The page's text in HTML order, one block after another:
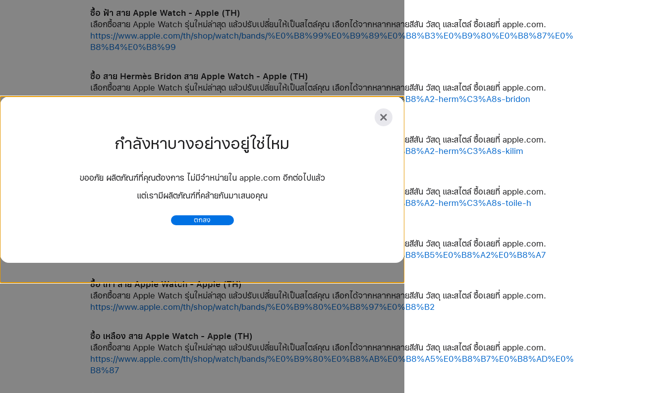
ซื้อ ฟ้า สาย Apple Watch - Apple (TH)
เลือกซื้อสาย Apple Watch รุ่นใหม่ล่าสุด แล้วปรับเปลี่ยนให้เป็นสไตล์คุณ เลือกได้จากหลากหลายสีสัน วัสดุ และสไตล์ ซื้อเลยที่ apple.com.
https://www.apple.com/th/shop/watch/bands/%E0%B8%99%E0%B9%89%E0%B8%B3%E0%B9%80%E0%B8%87%E0%
B8%B4%E0%B8%99
ซื้อ สาย Hermès Bridon สาย Apple Watch - Apple (TH)
เลือกซื้อสาย Apple Watch รุ่นใหม่ล่าสุด แล้วปรับเปลี่ยนให้เป็นสไตล์คุณ เลือกได้จากหลากหลายสีสัน วัสดุ และสไตล์ ซื้อเลยที่ apple.com.
https://www.apple.com/th/shop/watch/bands/%E0%B8%AA%E0%B8%B2%E0%B8%A2-herm%C3%A8s-bridon
เลือกซื้อสาย Apple Watch รุ่นใหม่ล่าสุด แล้วปรับเปลี่ยนให้เป็นสไตล์คุณ เลือกได้จากหลากหลายสีสัน วัสดุ และสไตล์ ซื้อเลยที่ apple.com.
https://www.apple.com/th/shop/watch/bands/%E0%B8%AA%E0%B8%B2%E0%B8%A2-herm%C3%A8s-kilim
ซื้อ สาย Hermès Toile H สาย Apple Watch - Apple (TH)
เลือกซื้อสาย Apple Watch รุ่นใหม่ล่าสุด แล้วปรับเปลี่ยนให้เป็นสไตล์คุณ เลือกได้จากหลากหลายสีสัน วัสดุ และสไตล์ ซื้อเลยที่ apple.com.
https://www.apple.com/th/shop/watch/bands/%E0%B8%AA%E0%B8%B2%E0%B8%A2-herm%C3%A8s-toile-h
เลือกซื้อสาย Apple Watch รุ่นใหม่ล่าสุด แล้วปรับเปลี่ยนให้เป็นสไตล์คุณ เลือกได้จากหลากหลายสีสัน วัสดุ และสไตล์ ซื้อเลยที่ apple.com.
https://www.apple.com/th/shop/watch/bands/%E0%B9%80%E0%B8%82%E0%B8%B5%E0%B8%A2%E0%B8%A7
ซื้อ เทา สาย Apple Watch - Apple (TH)
เลือกซื้อสาย Apple Watch รุ่นใหม่ล่าสุด แล้วปรับเปลี่ยนให้เป็นสไตล์คุณ เลือกได้จากหลากหลายสีสัน วัสดุ และสไตล์ ซื้อเลยที่ apple.com.
https://www.apple.com/th/shop/watch/bands/%E0%B9%80%E0%B8%97%E0%B8%B2
ซื้อ เหลือง สาย Apple Watch - Apple (TH)
เลือกซื้อสาย Apple Watch รุ่นใหม่ล่าสุด แล้วปรับเปลี่ยนให้เป็นสไตล์คุณ เลือกได้จากหลากหลายสีสัน วัสดุ และสไตล์ ซื้อเลยที่ apple.com.
https://www.apple.com/th/shop/watch/bands/%E0%B9%80%E0%B8%AB%E0%B8%A5%E0%B8%B7%E0%B8%AD%E0%
B8%87
กำลังหาบางอย่างอยู่ใช่ไหม
ขออภัย ผลิตภัณฑ์ที่คุณต้องการ ไม่มีจำหน่ายใน apple.com อีกต่อไปแล้ว
แต่เรามีผลิตภัณฑ์ที่คล้ายกันมาเสนอคุณ
ตกลง